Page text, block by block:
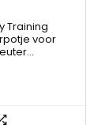
Training
voor